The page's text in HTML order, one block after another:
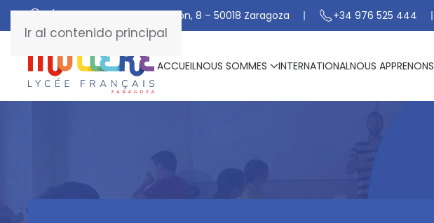
Ir al contenido principal
C/ De Manuel Marraco Ramón, 8 – 50018 Zaragoza +34 976 525 444
ACCUEILNOUS SOMMES INTERNATIONALNOUS APPRENONS